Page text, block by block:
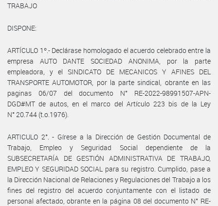
TRABAJO
DISPONE:
ARTÍCULO 1º.- Declárase homologado el acuerdo celebrado entre la
empresa AUTO DANTE SOCIEDAD ANONIMA, por la parte
empleadora, y el SINDICATO DE MECANICOS Y AFINES DEL
TRANSPORTE AUTOMOTOR, por la parte sindical, obrante en las
paginas 06/07 del documento N° RE-2022-98991507-APN-
DGD#MT de autos, en el marco del Artículo 223 bis de la Ley
N° 20.744 (t.o.1976).
ARTICULO 2°. - Gírese a la Dirección de Gestión Documental de
Trabajo, Empleo y Seguridad Social dependiente de la
SUBSECRETARÍA DE GESTIÓN ADMINISTRATIVA DE TRABAJO,
EMPLEO Y SEGURIDAD SOCIAL para su registro. Cumplido, pase a
la Dirección Nacional de Relaciones y Regulaciones del Trabajo a los
fines del registro del acuerdo conjuntamente con el listado de
personal afectado, obrante en la página 08 del documento N° RE-